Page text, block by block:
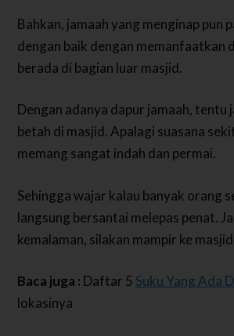
Bahkan, jamaah yang menginap pun
dengan baik dengan memanfaatkan
berada di bagian luar masjid.
Dengan adanya dapur jamaah, tentu
betah di masjid. Apalagi suasana
memang sangat indah dan permai.
Sehingga wajar kalau banyak orang
langsung bersantai melepas penat.
kemalaman, silakan mampir ke
Baca juga : Daftar 5 Suku Yang Ada
lokasinya